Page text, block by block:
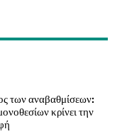
των αναβαθμίσεων:
κρίνει την